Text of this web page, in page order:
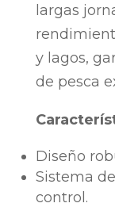
largas
y lagos,
de pesca
Diseño
Sistema
control.